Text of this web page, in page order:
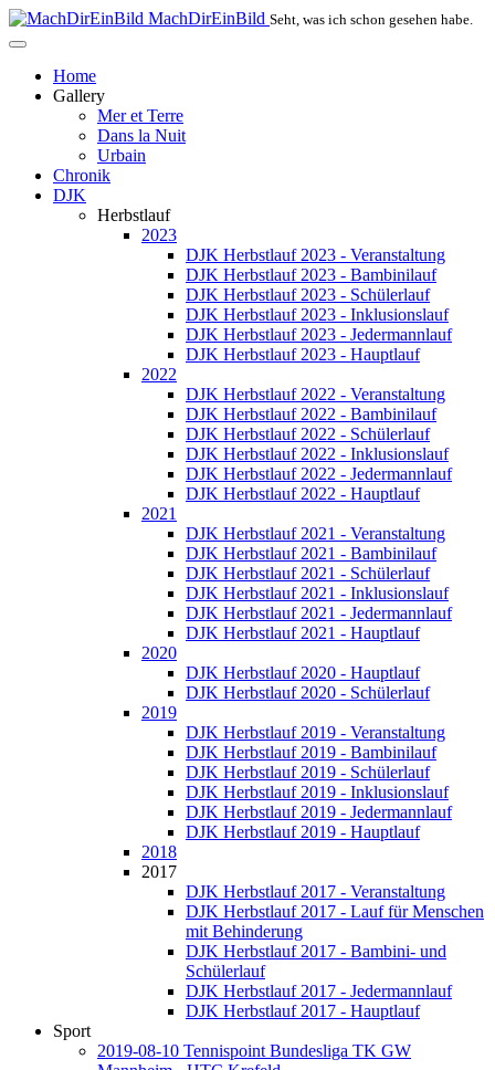
MachDirEinBild Seht, was ich schon gesehen habe.
Home
Gallery
Mer et Terre
Dans la Nuit
Urbain
Chronik
DJK
Herbstlauf
2023
DJK Herbstlauf 2023 - Veranstaltung
DJK Herbstlauf 2023 - Bambinilauf
DJK Herbstlauf 2023 - Schülerlauf
DJK Herbstlauf 2023 - Inklusionslauf
DJK Herbstlauf 2023 - Jedermannlauf
DJK Herbstlauf 2023 - Hauptlauf
2022
DJK Herbstlauf 2022 - Veranstaltung
DJK Herbstlauf 2022 - Bambinilauf
DJK Herbstlauf 2022 - Schülerlauf
DJK Herbstlauf 2022 - Inklusionslauf
DJK Herbstlauf 2022 - Jedermannlauf
DJK Herbstlauf 2022 - Hauptlauf
2021
DJK Herbstlauf 2021 - Veranstaltung
DJK Herbstlauf 2021 - Bambinilauf
DJK Herbstlauf 2021 - Schülerlauf
DJK Herbstlauf 2021 - Inklusionslauf
DJK Herbstlauf 2021 - Jedermannlauf
DJK Herbstlauf 2021 - Hauptlauf
2020
DJK Herbstlauf 2020 - Hauptlauf
DJK Herbstlauf 2020 - Schülerlauf
2019
DJK Herbstlauf 2019 - Veranstaltung
DJK Herbstlauf 2019 - Bambinilauf
DJK Herbstlauf 2019 - Schülerlauf
DJK Herbstlauf 2019 - Inklusionslauf
DJK Herbstlauf 2019 - Jedermannlauf
DJK Herbstlauf 2019 - Hauptlauf
2018
2017
DJK Herbstlauf 2017 - Veranstaltung
DJK Herbstlauf 2017 - Lauf für Menschen
mit Behinderung
DJK Herbstlauf 2017 - Bambini- und
Schülerlauf
DJK Herbstlauf 2017 - Jedermannlauf
DJK Herbstlauf 2017 - Hauptlauf
Sport
2019-08-10 Tennispoint Bundesliga TK GW